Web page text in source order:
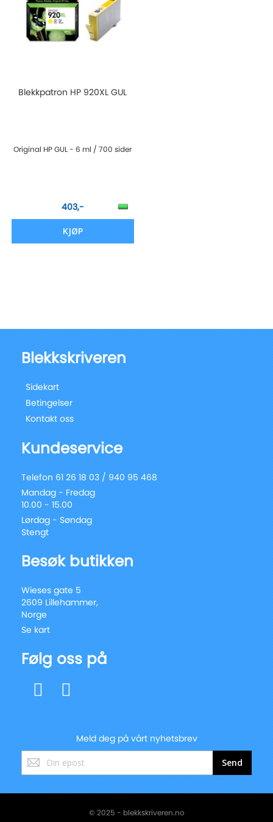
Blekkpatron HP 920XL GUL
Original HP GUL - 6 ml / 700 sider
403,-
KJØP
Blekkskriveren
Sidekart
Betingelser
Kontakt oss
Kundeservice
Telefon 61 26 18 03 / 940 95 468
Mandag - Fredag
10.00 - 15.00
Lørdag - Søndag
Stengt
Besøk butikken
Wieses gate 5
2609 Lillehammer,
Norge
Se kart
Følg oss på
Meld deg på vårt nyhetsbrev
Registrer
deg
vårt
Send
© 2025 - blekkskriveren.no